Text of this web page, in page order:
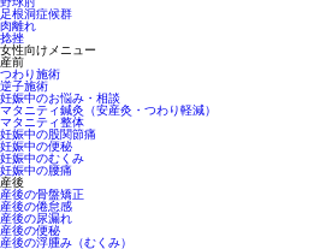
足根洞症候群
肉離れ
捻挫
女性向けメニュー
産前
つわり施術
逆子施術
妊娠中のお悩み・相談
マタニティ鍼灸（安産灸・つわり軽減）
マタニティ整体
妊娠中の股関節痛
妊娠中の便秘
妊娠中のむくみ
妊娠中の腰痛
産後
産後の骨盤矯正
産後の倦怠感
産後の尿漏れ
産後の便秘
産後の浮腫み（むくみ）